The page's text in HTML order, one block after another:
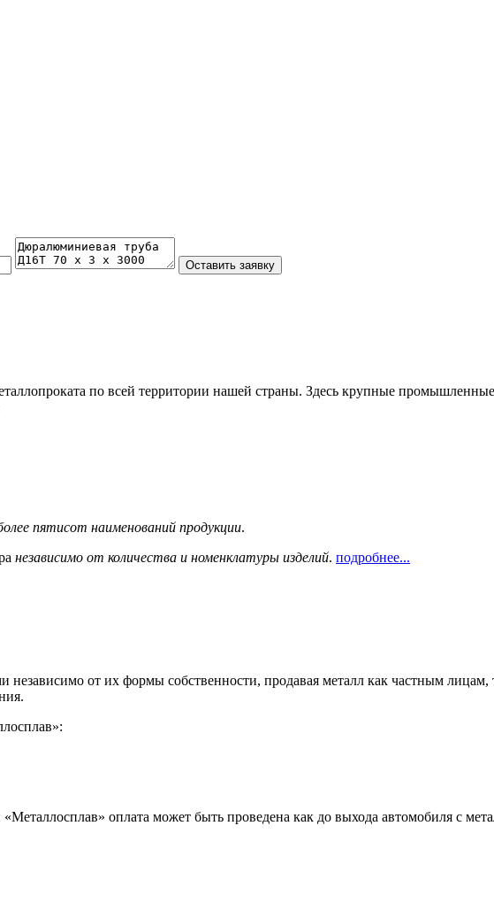
по всей территории нашей страны. Здесь крупные
пятисот наименований продукции.
независимо от количества и номенклатуры изделий. подробнее...
независимо от их формы собственности, продавая металл как частным
оплата может быть проведена как до выхода автомобиля с